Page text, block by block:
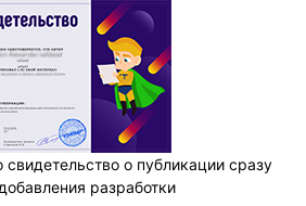
свидетельство о публикации сразу
разработки